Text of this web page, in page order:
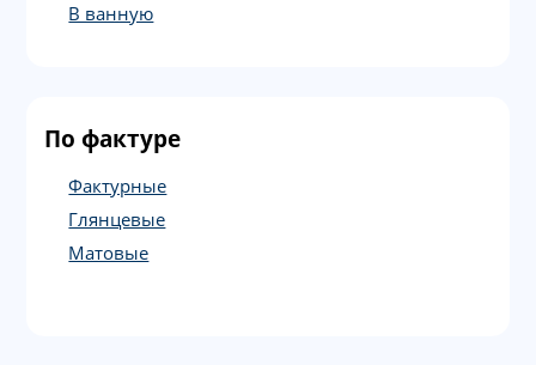
В ванную
По фактуре
Фактурные
Глянцевые
Матовые